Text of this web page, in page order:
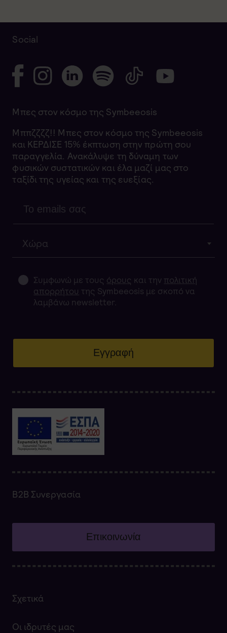
Σχετικά
Οι ιδρυτές μας
Social
Μπες στον κόσμο της Symbeeosis
Μππζζζζ!! Μπες στον κόσμο της Symbeeosis
και ΚΕΡΔΙΣΕ 15% έκπτωση στην πρώτη σου
παραγγελία. Ανακάλυψε τη δύναμη των
φυσικών συστατικών και έλα μαζί μας στο
ταξίδι της υγείας και της ευεξίας.
Χώρα
Συμφωνώ με τους όρους και την πολιτική
απορρήτου της Symbeeosis με σκοπό να
λαμβάνω newsletter.
Εγγραφή
Β2Β Συνεργασία
Επικοινωνία